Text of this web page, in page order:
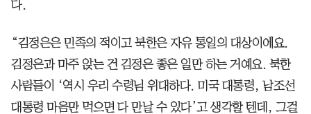
다.
“김정은은 민족의 적이고 북한은 자유 통일의 대상이에요.
김정은과 마주 앉는 건 김정은 좋은 일만 하는 거예요. 북한
사람들이 ‘역시 우리 수령님 위대하다. 미국 대통령, 남조선
대통령 마음만 먹으면 다 만날 수 있다’고 생각할 텐데, 그걸